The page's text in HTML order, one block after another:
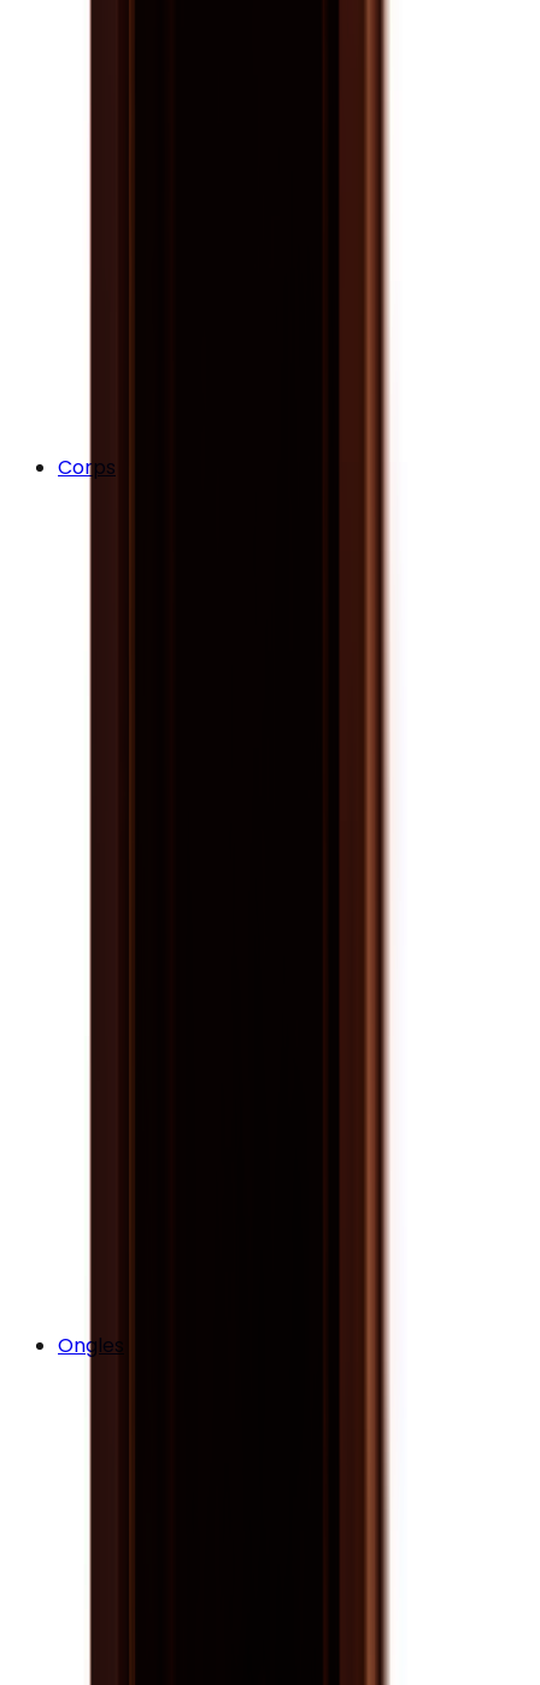
Corps
Ongles